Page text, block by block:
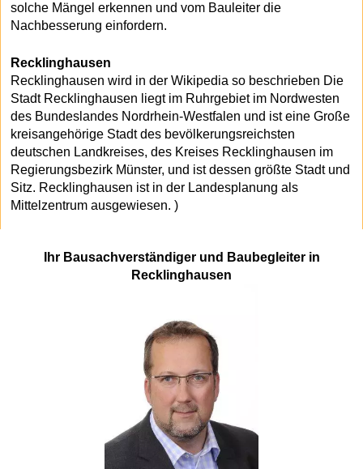
Ihr Bausachverständiger und Baubegleiter in
Recklinghausen
solche Mängel erkennen und vom Bauleiter die
Nachbesserung einfordern.
Recklinghausen
Recklinghausen wird in der Wikipedia so beschrieben Die
Stadt Recklinghausen liegt im Ruhrgebiet im Nordwesten
des Bundeslandes Nordrhein-Westfalen und ist eine Große
kreisangehörige Stadt des bevölkerungsreichsten
deutschen Landkreises, des Kreises Recklinghausen im
Regierungsbezirk Münster, und ist dessen größte Stadt und
Sitz. Recklinghausen ist in der Landesplanung als
Mittelzentrum ausgewiesen. )